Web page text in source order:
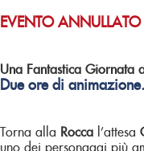
EVENTO
Una Fantastica Giornata
Due ore di
Torna alla Rocca l’attesa
uno dei personaggi più